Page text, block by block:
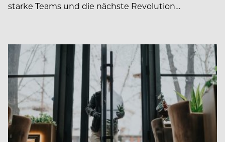
starke Teams und die nächste Revolution…